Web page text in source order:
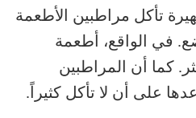
تأكل مراطبين الأطعمة
في الواقع، أطعمة
كما أن المراطبين
على أن لا تأكل كثيراً.